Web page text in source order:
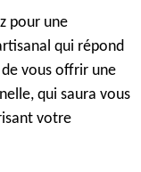
pour une
qui répond
vous offrir une
qui saura vous
votre